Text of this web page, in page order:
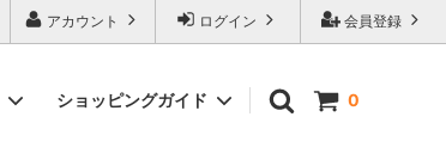
会員登録
ログイン
アカウント
0
ショッピングガイド